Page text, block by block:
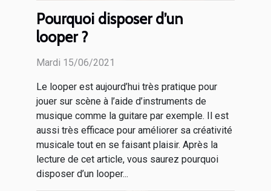
Pourquoi disposer d’un
looper ?
Mardi 15/06/2021
Le looper est aujourd’hui très pratique pour
jouer sur scène à l’aide d’instruments de
musique comme la guitare par exemple. Il est
aussi très efficace pour améliorer sa créativité
musicale tout en se faisant plaisir. Après la
lecture de cet article, vous saurez pourquoi
disposer d’un looper...